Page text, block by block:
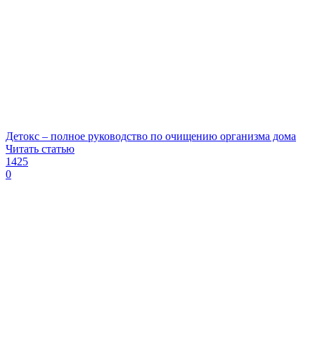
Детокс – полное руководство по очищению организма дома
Читать статью
1425
0